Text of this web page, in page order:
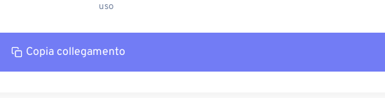
uso
Copia collegamento